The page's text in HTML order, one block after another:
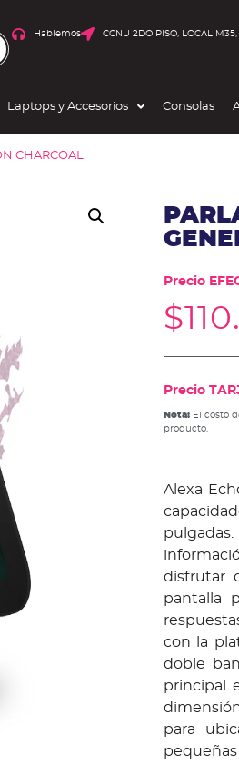
Hablemos CCNU 2DO PISO, LOCAL
Laptops y Accesorios Consolas
CHARCOAL
Precio
$
Precio
Nota:El costo
producto.
Alexa
disfrutar
pantalla
con la
doble
principal
para
pequeñas